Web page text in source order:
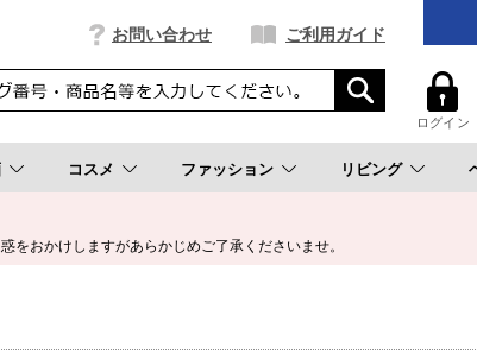
お問い合わせ ご利用ガイド
ログイン
コスメ ファッション リビング
おかけしますがあらかじめご了承くださいませ。